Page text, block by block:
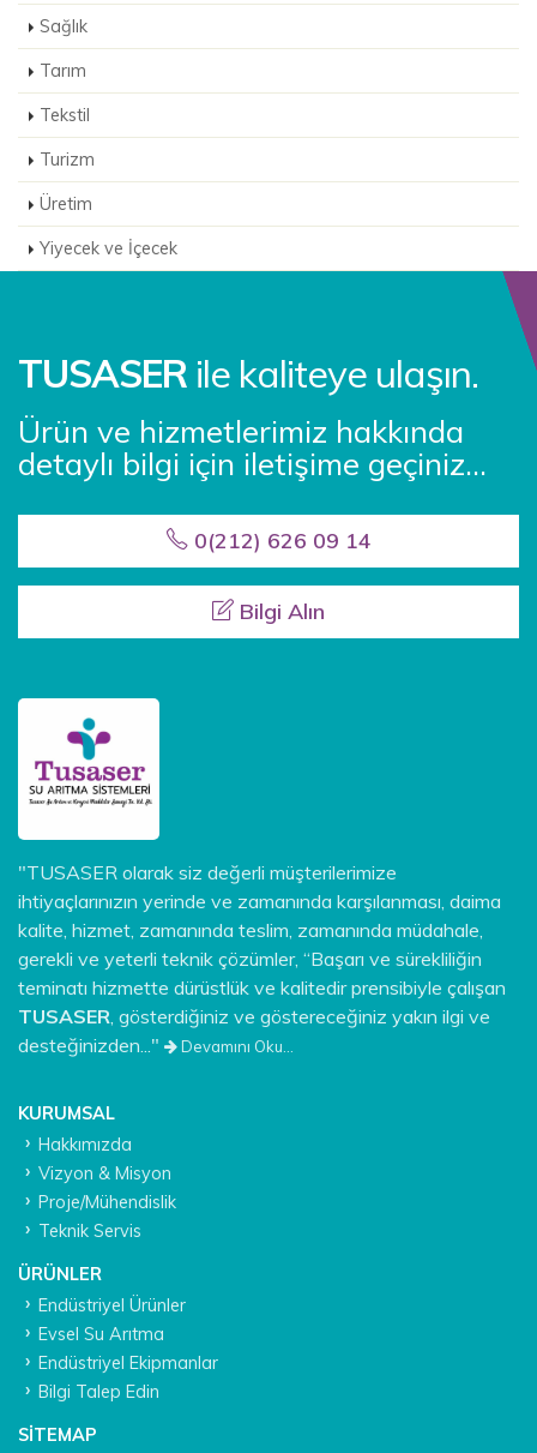
Sağlık
Tarım
Tekstil
Turizm
Üretim
Yiyecek ve İçecek
TUSASER ile kaliteye ulaşın.
Ürün ve hizmetlerimiz hakkında
detaylı bilgi için iletişime geçiniz...
0(212) 626 09 14
Bilgi Alın
"TUSASER olarak siz değerli müşterilerimize
ihtiyaçlarınızın yerinde ve zamanında karşılanması, daima
kalite, hizmet, zamanında teslim, zamanında müdahale,
gerekli ve yeterli teknik çözümler, “Başarı ve sürekliliğin
teminatı hizmette dürüstlük ve kalitedir prensibiyle çalışan
TUSASER , gösterdiğiniz ve göstereceğiniz yakın ilgi ve
desteğinizden..."
Devamını Oku...
KURUMSAL
Hakkımızda
Vizyon & Misyon
Proje/Mühendislik
Teknik Servis
ÜRÜNLER
Endüstriyel Ürünler
Evsel Su Arıtma
Endüstriyel Ekipmanlar
Bilgi Talep Edin
SITEMAP